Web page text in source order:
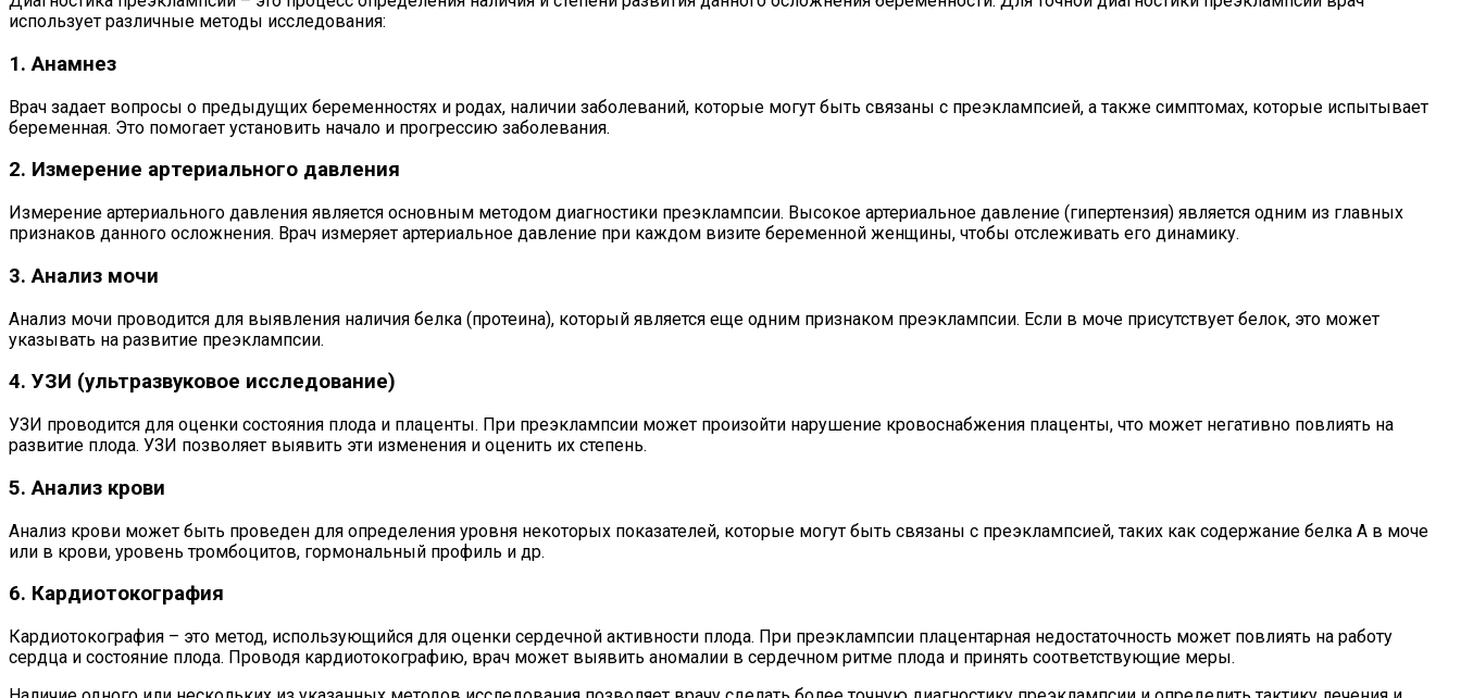
использует различные методы исследования:
1. Анамнез
Врач задает вопросы о предыдущих беременностях и родах, наличии заболеваний, которые могут быть связаны с преэклампсией, а также симптомах, которые испытывает
беременная. Это помогает установить начало и прогрессию заболевания.
2. Измерение артериального давления
Измерение артериального давления является основным методом диагностики преэклампсии. Высокое артериальное давление (гипертензия) является одним из главных
признаков данного осложнения. Врач измеряет артериальное давление при каждом визите беременной женщины, чтобы отслеживать его динамику.
3. Анализ мочи
Анализ мочи проводится для выявления наличия белка (протеина), который является еще одним признаком преэклампсии. Если в моче присутствует белок, это может
указывать на развитие преэклампсии.
4. УЗИ (ультразвуковое исследование)
УЗИ проводится для оценки состояния плода и плаценты. При преэклампсии может произойти нарушение кровоснабжения плаценты, что может негативно повлиять на
развитие плода. УЗИ позволяет выявить эти изменения и оценить их степень.
5. Анализ крови
Анализ крови может быть проведен для определения уровня некоторых показателей, которые могут быть связаны с преэклампсией, таких как содержание белка А в моче
или в крови, уровень тромбоцитов, гормональный профиль и др.
6. Кардиотокография
Кардиотокография – это метод, использующийся для оценки сердечной активности плода. При преэклампсии плацентарная недостаточность может повлиять на работу
сердца и состояние плода. Проводя кардиотокографию, врач может выявить аномалии в сердечном ритме плода и принять соответствующие меры.